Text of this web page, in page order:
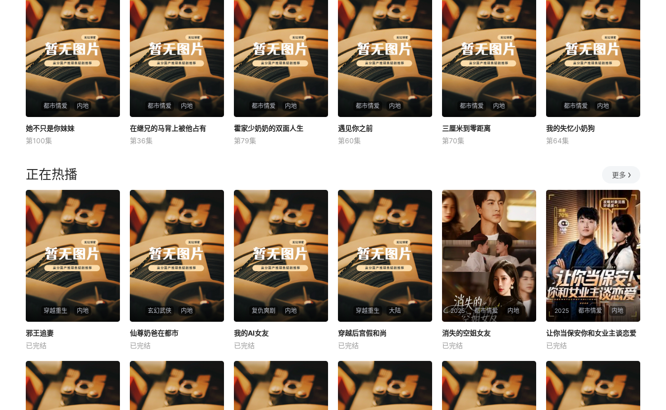
都市情爱 内地
她不只是你妹妹
未知
她不只是你妹妹
第100集
都市情爱 内地
未知
在继兄的马背上被他占有
第36集
都市情爱 内地
霍家少奶奶的双面人生
未知
霍家少奶奶的双面人生
第79集
都市情爱 内地
遇见你之前
未知
遇见你之前
第60集
都市情爱 内地
三厘米到零距离
未知
三厘米到零距离
第70集
都市情爱 内地
我的失忆小奶狗
未知
我的失忆小奶狗
第64集
正在热播 更多
穿越重生 内地
邪王追妻
未知
邪王追妻
已完结
玄幻武侠 内地
仙尊奶爸在都市
未知
仙尊奶爸在都市
已完结
复仇爽剧 内地
我的AI女友
未知
我的AI女友
已完结
穿越重生 大陆
穿越后宫假和尚
未知
穿越后宫假和尚
已完结
2025 都市情爱 内地
消失的空姐女友
未知
消失的空姐女友
已完结
2025 都市情爱 内地
未知
让你当保安你和女业主谈恋爱
已完结